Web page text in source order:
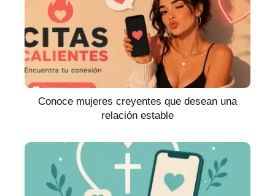
Conoce mujeres creyentes que desean una
relación estable